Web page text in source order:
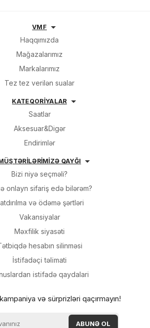
VMF
Haqqımızda
Mağazalarımız
Markalarımız
Tez tez verilən sualar
KATEQORİYALAR
Saatlar
Aksesuar&Digər
Endirimlər
QAYĞI
Bizi niyə seçməli?
onlayn sifariş edə bilərəm?
və ödəmə şərtləri
Vakansiyalar
Məxfilik siyasəti
hesabın silinməsi
İsti̇fadəçi̇ təli̇mati
i̇sti̇fadə qaydalari
və sürprizləri qaçırmayın!